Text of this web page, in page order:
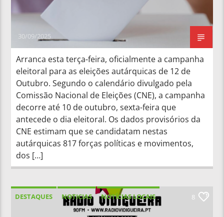
30/09/2025
Arranca esta terça-feira, oficialmente a campanha
eleitoral para as eleições autárquicas de 12 de
Outubro. Segundo o calendário divulgado pela
Comissão Nacional de Eleições (CNE), a campanha
decorre até 10 de outubro, sexta-feira que
antecede o dia eleitoral. Os dados provisórios da
CNE estimam que se candidatam nestas
autárquicas 817 forças políticas e movimentos,
dos […]
DESTAQUES NOTICIAS
NOTÍCIAS LOCAIS
NOTÍCIAS NACIONAIS
8